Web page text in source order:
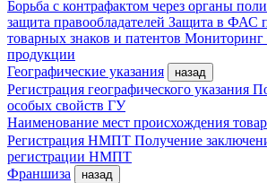
Борьба с контрафактом через органы
защита правообладателей Защита в ФАС
товарных знаков и патентов Мониторинг
продукции
Географические указания
назад
Регистрация географического указания
особых свойств ГУ
Наименование мест происхождения
Регистрация НМПТ Получение
регистрации НМПТ
Франшиза
назад